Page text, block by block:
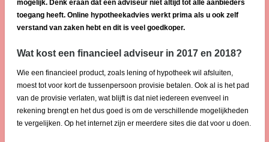
mogelijk. Denk eraan dat een adviseur niet altijd tot alle aanbieders
toegang heeft. Online hypotheekadvies werkt prima als u ook zelf
verstand van zaken hebt en dit is veel goedkoper.
Wat kost een financieel adviseur in 2017 en 2018?
Wie een financieel product, zoals lening of hypotheek wil afsluiten,
moest tot voor kort de tussenpersoon provisie betalen. Ook al is het pad
van de provisie verlaten, wat blijft is dat niet iedereen evenveel in
rekening brengt en het dus goed is om de verschillende mogelijkheden
te vergelijken. Op het internet zijn er meerdere sites die dat voor u doen.